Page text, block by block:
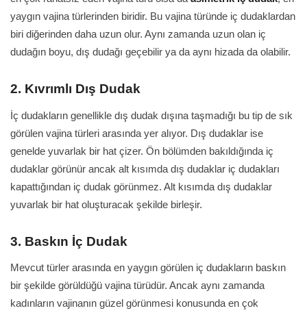
yaygın vajina türlerinden biridir. Bu vajina türünde iç dudaklardan
biri diğerinden daha uzun olur. Aynı zamanda uzun olan iç
dudağın boyu, dış dudağı geçebilir ya da aynı hizada da olabilir.
2. Kıvrımlı Dış Dudak
İç dudakların genellikle dış dudak dışına taşmadığı bu tip de sık
görülen vajina türleri arasında yer alıyor. Dış dudaklar ise
genelde yuvarlak bir hat çizer. Ön bölümden bakıldığında iç
dudaklar görünür ancak alt kısımda dış dudaklar iç dudakları
kapattığından iç dudak görünmez. Alt kısımda dış dudaklar
yuvarlak bir hat oluşturacak şekilde birleşir.
3. Baskın İç Dudak
Mevcut türler arasında en yaygın görülen iç dudakların baskın
bir şekilde görüldüğü vajina türüdür. Ancak aynı zamanda
kadınların vajinanın güzel görünmesi konusunda en çok